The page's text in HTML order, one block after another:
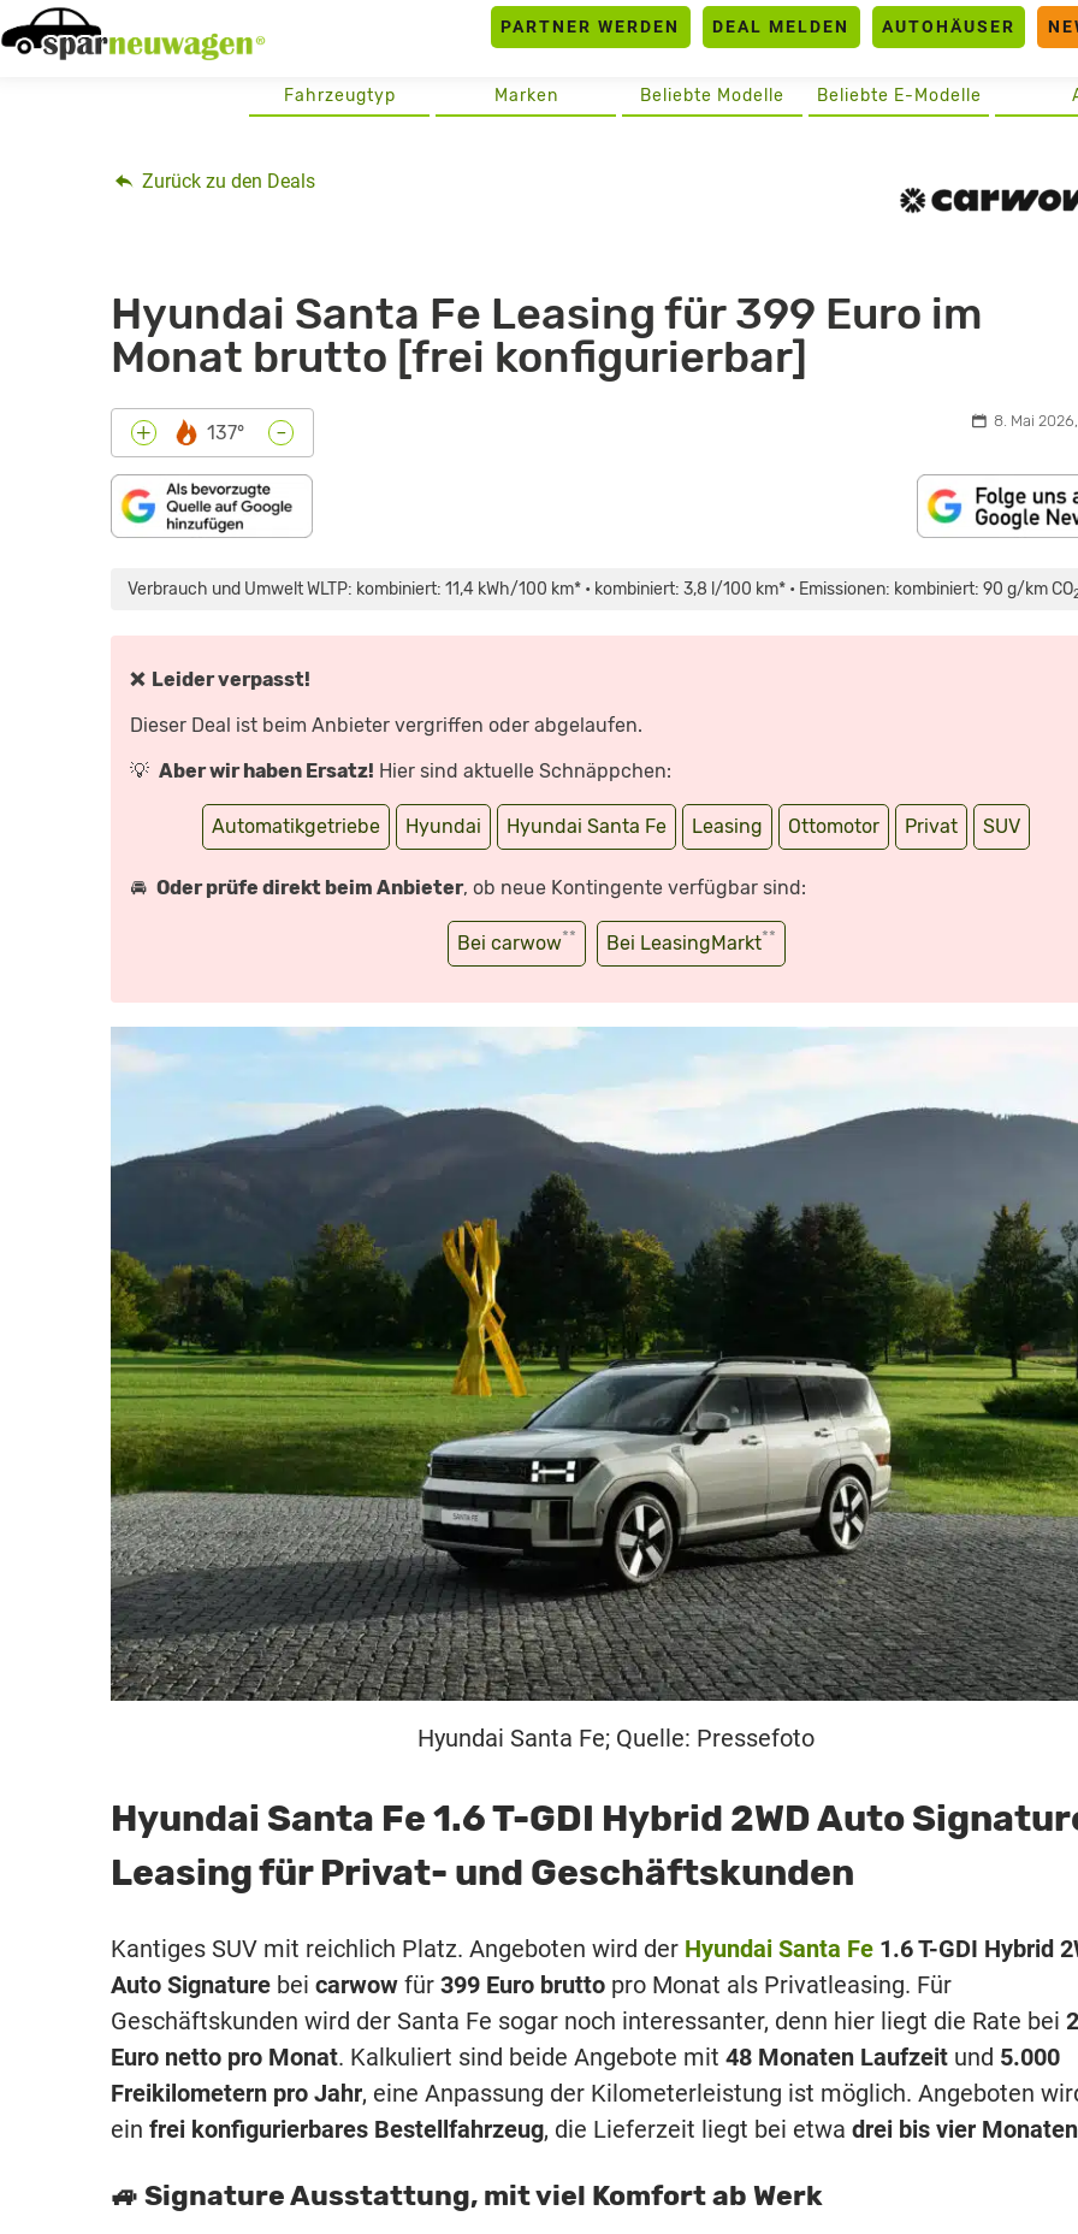
Skip
to
PARTNER WERDEN DEAL MELDEN AUTOHÄUSER
Beliebte E-Modelle
Beliebte Modelle
Marken
Fahrzeugtyp
Zurück zu den Deals
Hyundai Santa Fe Leasing für 399 Euro im
Monat brutto [frei konfigurierbar]
+ 137° - 8. Mai
Verbrauch und Umwelt WLTP: kombiniert: 11,4 kWh/100 km* • kombiniert: 3,8 l/100 km* • Emissionen: kombiniert: 90 g/km CO
❌ Leider verpasst!
Dieser Deal ist beim Anbieter vergriffen oder abgelaufen.
💡 Aber wir haben Ersatz! Hier sind aktuelle Schnäppchen:
Automatikgetriebe Hyundai Hyundai Santa Fe Leasing Ottomotor Privat SUV
🚘 Oder prüfe direkt beim Anbieter, ob neue Kontingente verfügbar sind:
Bei carwow** Bei LeasingMarkt**
Hyundai Santa Fe; Quelle: Pressefoto
Hyundai Santa Fe 1.6 T-GDI Hybrid 2WD Auto
Leasing für Privat- und Geschäftskunden
Kantiges SUV mit reichlich Platz. Angeboten wird der Hyundai Santa Fe 1.6 T-GDI Hybrid
Auto Signature bei carwow für 399 Euro brutto pro Monat als Privatleasing. Für
Geschäftskunden wird der Santa Fe sogar noch interessanter, denn hier liegt die Rate bei
Euro netto pro Monat. Kalkuliert sind beide Angebote mit 48 Monaten Laufzeit und 5.000
Freikilometern pro Jahr, eine Anpassung der Kilometerleistung ist möglich. Angeboten
ein frei konfigurierbares Bestellfahrzeug, die Lieferzeit liegt bei etwa drei bis vier Monaten
🚙 Signature Ausstattung, mit viel Komfort ab Werk
(2024)
SUV
UND
ERSTER
THOMAS
GEIGER“